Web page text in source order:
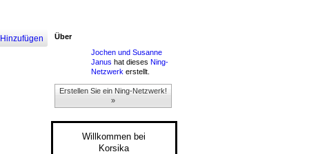
Hinzufügen
Über
Jochen und Susanne
Janus hat dieses Ning-
Netzwerk erstellt.
Erstellen Sie ein Ning-Netzwerk!
»
Willkommen bei
Korsika